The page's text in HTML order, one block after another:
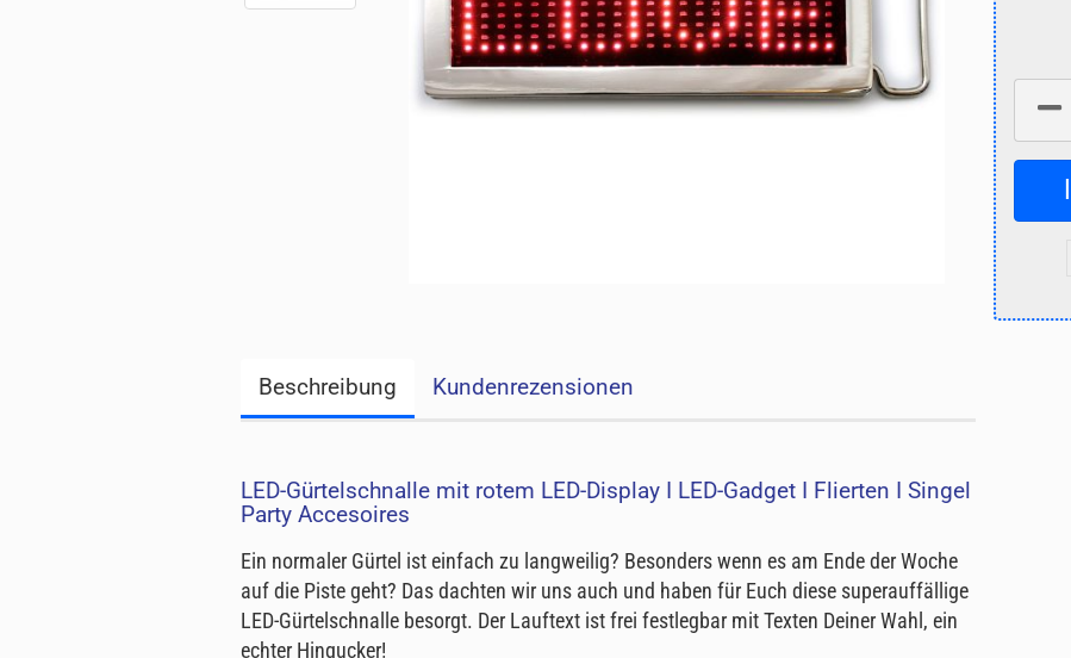
Beschreibung Kundenrezensionen
LED-Gürtelschnalle mit rotem LED-Display I LED-Gadget I Flierten I Singel
Party Accesoires
Ein normaler Gürtel ist einfach zu langweilig? Besonders wenn es am Ende der Woche
auf die Piste geht? Das dachten wir uns auch und haben für Euch diese superauffällige
LED-Gürtelschnalle besorgt. Der Lauftext ist frei festlegbar mit Texten Deiner Wahl, ein
echter Hingucker!